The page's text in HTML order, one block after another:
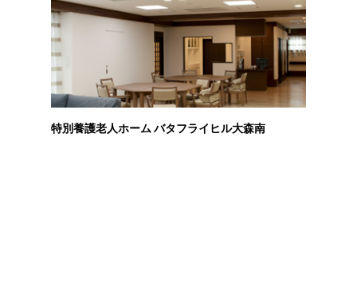
特別養護老人ホーム バタフライヒル大森南